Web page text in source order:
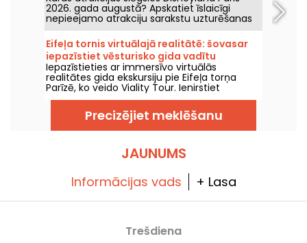
2026. gada augustā? Apskatiet īslaicīgi
nepieejamo atrakciju sarakstu uzturēšanas
vai renovācijas dēļ, lai plānotu savus
apmeklējumus Disney parkiem.
Eifeļa tornis virtuālajā realitātē: šovasar
iepazīstiet vēsturisko gida vadītu
ekskursiju ar Viality Tour
Iepazīstieties ar immersīvo virtuālās
realitātes gida ekskursiju pie Eifeļa torņa
Parīzē, ko veido Viality Tour. Ienirstiet
Champs-de-Marsa sirdī un piedzīvojiet torņa
būvniecību, kā arī tā atklāšanu 1889. gadā.
Jauna versija, kas ir uzticamāka nekā jebkad
agrāk, iznāca 2026. gada 31. marta. Šim
tiktu galā ar karstumu, visas viņu ekskursijas
tiek vadītas ēnā.
Precizējiet meklēšanu
JAUNUMS
Informācijas vads + Lasa
Trešdiena